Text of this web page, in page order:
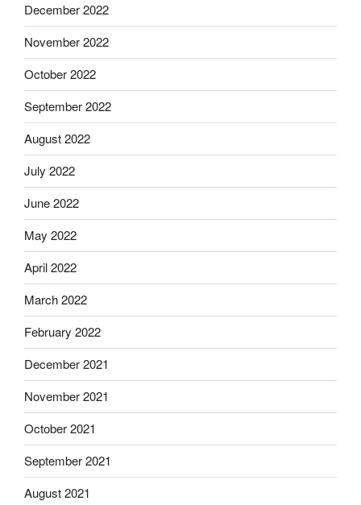
December 2022
November 2022
October 2022
September 2022
August 2022
July 2022
June 2022
May 2022
April 2022
March 2022
February 2022
December 2021
November 2021
October 2021
September 2021
August 2021